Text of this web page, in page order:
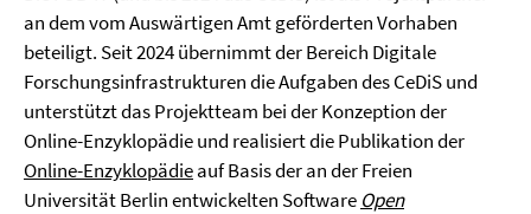
an dem vom Auswärtigen Amt geförderten Vorhaben
beteiligt. Seit 2024 übernimmt der Bereich Digitale
Forschungsinfrastrukturen die Aufgaben des CeDiS und
unterstützt das Projektteam bei der Konzeption der
Online-Enzyklopädie und realisiert die Publikation der
Online-Enzyklopädieauf Basis der an der Freien
Universität Berlin entwickelten Software Open